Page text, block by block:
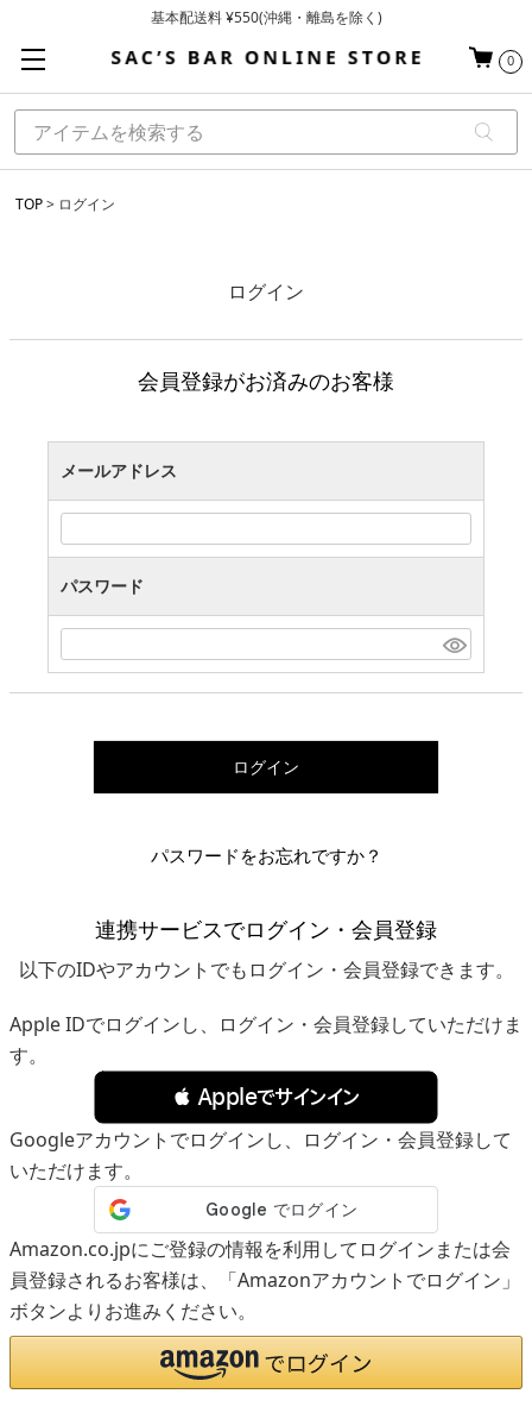
基本配送料 ¥550(沖縄・離島を除く)
お買い上げ合計¥3,980以上で送料無料
0
TOP ログイン
ログイン
会員登録がお済みのお客様
メールアドレス
パスワード
ログイン
パスワードをお忘れですか？
連携サービスでログイン・会員登録
以下のIDやアカウントでもログイン・会員登録できます。
Apple IDでログインし、ログイン・会員登録していただけま
す。
 Appleでサインイン
Googleアカウントでログインし、ログイン・会員登録して
いただけます。
Amazon.co.jpにご登録の情報を利用してログインまたは会
員登録されるお客様は、「Amazonアカウントでログイン」
ボタンよりお進みください。